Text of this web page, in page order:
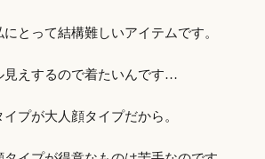
とって結構難しいアイテムです。
見えするので着たいんです…
プが大人顔タイプだから。